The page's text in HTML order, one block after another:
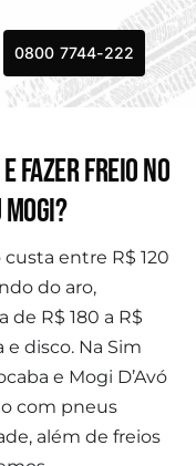
0800 7744-222
fazer freio no
entre R$ 120
do aro,
de R$ 180 a R$
disco. Na Sim
e Mogi D’Avó
com pneus
além de freios